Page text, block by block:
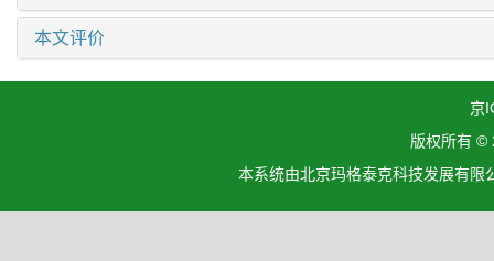
本文评价
京
版权所有 ©
本系统由北京玛格泰克科技发展有